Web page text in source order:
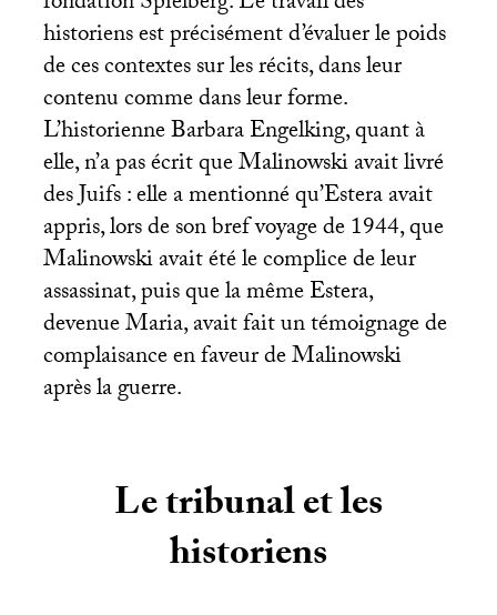
historiens est précisément d’évaluer le poids
de ces contextes sur les récits, dans leur
contenu comme dans leur forme.
L’historienne Barbara Engelking, quant à
elle, n’a pas écrit que Malinowski avait livré
des Juifs : elle a mentionné qu’Estera avait
appris, lors de son bref voyage de 1944, que
Malinowski avait été le complice de leur
assassinat, puis que la même Estera,
devenue Maria, avait fait un témoignage de
complaisance en faveur de Malinowski
après la guerre.
Le tribunal et les
historiens